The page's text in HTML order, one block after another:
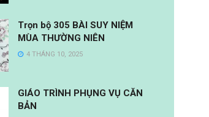
Trọn bộ 305 BÀI SUY NIỆM
MÙA THƯỜNG NIÊN
4 THÁNG 10, 2025
GIÁO TRÌNH PHỤNG VỤ CĂN
BẢN